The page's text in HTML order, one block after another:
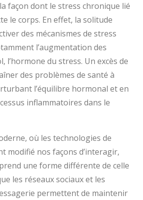
façon dont le stress chronique lié
le corps. En effet, la solitude
des mécanismes de stress
l’augmentation des
l’hormone du stress. Un excès de
des problèmes de santé à
l’équilibre hormonal et en
inflammatoires dans le
où les technologies de
modifié nos façons d’interagir,
une forme différente de celle
les réseaux sociaux et les
permettent de maintenir